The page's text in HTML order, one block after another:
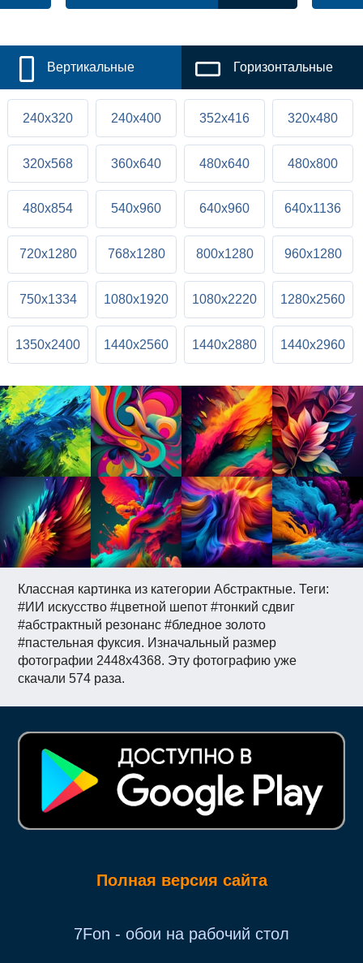
Классная картинка из категории Абстрактные. Теги:
#ИИ искусство #цветной шепот #тонкий сдвиг
#абстрактный резонанс #бледное золото
#пастельная фуксия. Изначальный размер
фотографии 2448x4368. Эту фотографию уже
скачали 574 раза.
Вертикальные Горизонтальные
240x320 240x400 352x416 320x480
320x568 360x640 480x640 480x800
480x854 540x960 640x960 640x1136
720x1280 768x1280 800x1280 960x1280
750x1334 1080x1920 1080x2220 1280x2560
1350x2400 1440x2560 1440x2880 1440x2960
Полная версия сайта
7Fon - обои на рабочий стол